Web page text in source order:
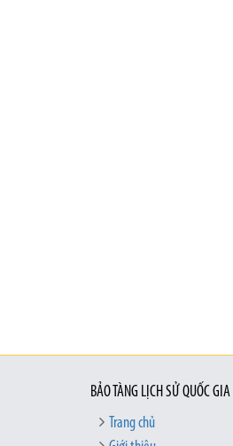
BẢO TÀNG LỊCH SỬ QUỐC GIA
Trang chủ